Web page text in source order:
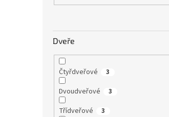
Dveře
Čtyřdveřové 3
Dvoudveřové 3
Třídveřové 3